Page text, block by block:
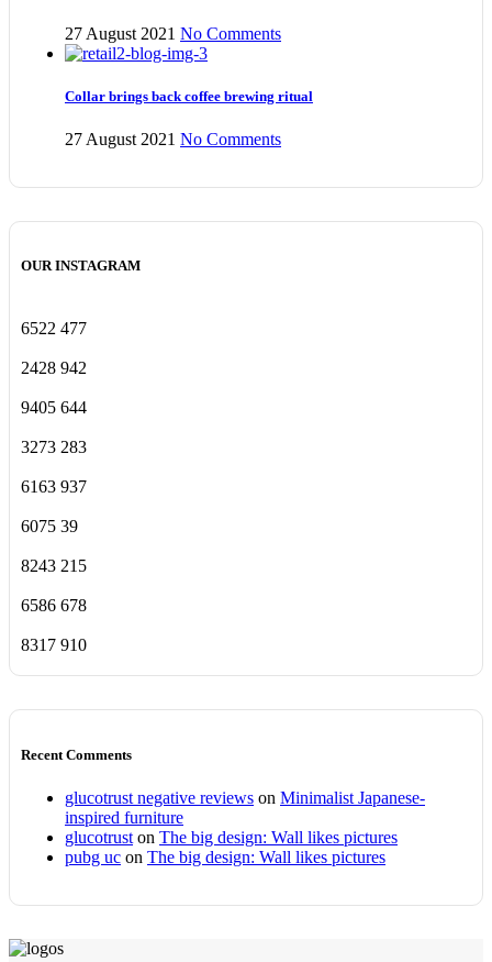
27 August 2021 No Comments
Collar brings back coffee brewing ritual
27 August 2021 No Comments
OUR INSTAGRAM
6522 477
2428 942
9405 644
3273 283
6163 937
6075 39
8243 215
6586 678
8317 910
Recent Comments
glucotrust negative reviews on Minimalist Japanese-
inspired furniture
glucotrust on The big design: Wall likes pictures
pubg uc on The big design: Wall likes pictures